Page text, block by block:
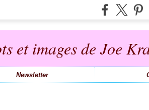
et images de Joe
Newsletter